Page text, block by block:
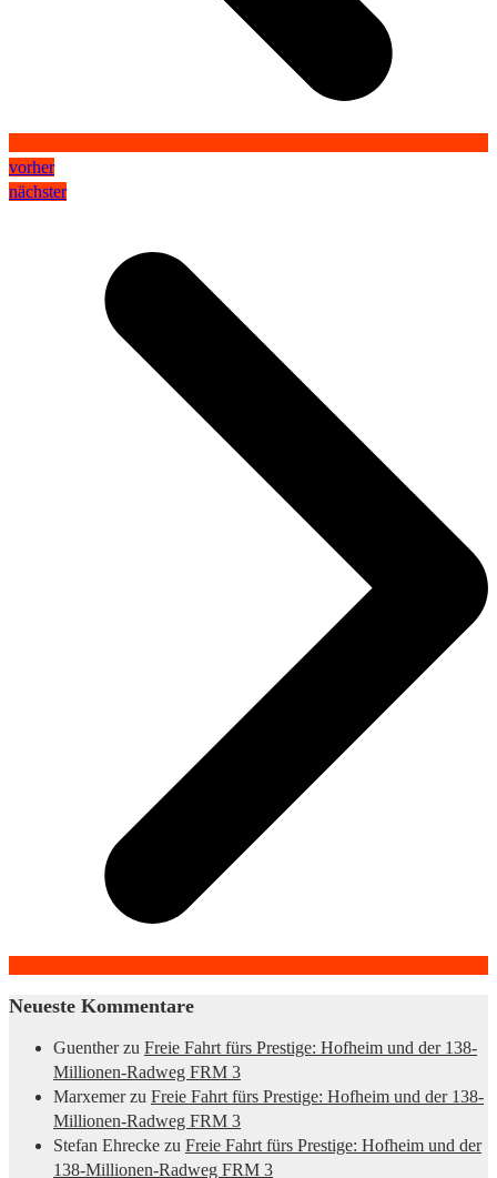
vorher
nächster
Neueste Kommentare
Guentherzu Freie Fahrt fürs Prestige: Hofheim und der 138-
Millionen-Radweg FRM 3
Marxemerzu Freie Fahrt fürs Prestige: Hofheim und der 138-
Millionen-Radweg FRM 3
Stefan Ehrecke zu Freie Fahrt fürs Prestige: Hofheim und der
138-Millionen-Radweg FRM 3